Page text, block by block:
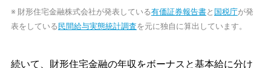
※ 財形住宅金融株式会社が発表している有価証券報告書と 国税庁が発
表をしている 民間給与実態統計調査を元に独自に算出しています。
続いて、財形住宅金融の年収をボーナスと基本給に分け